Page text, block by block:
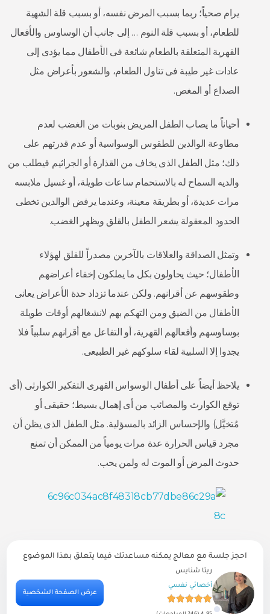
يرام صحياً؛ ربما بسبب المرض نفسه، أو بسبب قلة الشهية
للطعام، أو بسبب قلة النوم … إلى جانب أن الوساوس والأفعال
القهرية المتعلقة بالطعام شائعة فى الأطفال مما يؤدى إلى
عادات غير طيبة فى تناول الطعام، والشعور بأعراض مثل
الصداع أو المغص.
أحياناً ما يصاب الطفل المريض بنوبات من الغضب لعدم
مطاوعة الوالدين للطقوس الوسواسية أو عدم قدرتهم على
ذلك؛ مثل الطفل الذى يخاف من القذارة أو الجراثيم فيطلب من
والديه السماح له بالاستحمام ساعات طويلة، أو غسيل ملابسه
مرات عديدة، أو بطريقة معينة، وعندما يرفض الوالدين تخطى
الحدود المعقولة يشعر الطفل بالقلق ويظهر الغضب.
وتمثل الصداقة والعلاقات بالآخرين مصدراً للقلق لهؤلاء
الأطفال؛ حيث يحاولون بكل ما يملكون إخفاء أعراضهم
وطقوسهم عن أقرانهم. ولكن عندما تزداد حدة الأعراض يعانى
الأطفال من الضيق ومن التهكم بهم لانشغالهم أوقات طويلة
بوساوسهم وأفعالهم القهرية، أو التفاعل مع أقرانهم سلبياً فلا
يجدوا إلا السلبية لقاء سلوكهم غير الطبيعى.
يلاحظ أيضاً على أطفال الوسواس القهرى التفكير الكوارثى (أى
توقع الكوارث والمصائب من أى إهمال بسيط؛ حقيقى أو
مُتخيَّل) والإحساس الزائد بالمسؤلية. مثل الطفل الذى يظن أن
مجرد قياس الحرارة عدة مرات يومياً من الممكن أن تمنع
حدوث المرض أو الموت له ولمن يحب.
احجز جلسة مع معالج يمكنه مساعدتك فيما يتعلق بهذا الموضوع
ريتا شنايس
أخصائي نفسي
عرض الصفحة الشخصية